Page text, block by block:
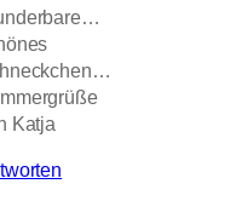
Katja